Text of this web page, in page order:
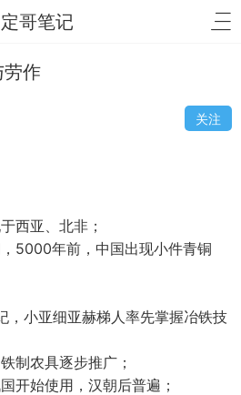
定哥笔记
劳作
关注
亚、北非；
年前，中国出现小件青铜
亚细亚赫梯人率先掌握冶铁技
农具逐步推广；
使用，汉朝后普遍；